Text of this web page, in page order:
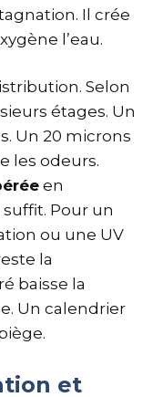
Il crée
l’eau.
Selon
étages. Un
Un 20 microns
les odeurs.
en
Pour un
ou une UV
la
baisse la
Un calendrier
et